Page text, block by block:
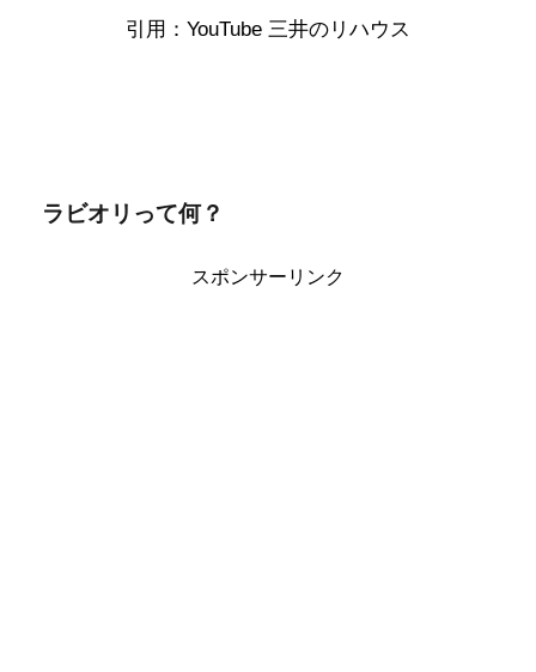
引用：YouTube 三井のリハウス
ラビオリって何？
スポンサーリンク